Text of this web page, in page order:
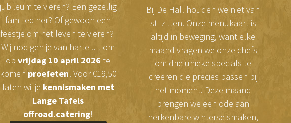
jubileum te vieren? Een gezellig
familiediner? Of gewoon een
feestje om het leven te vieren?
Wij nodigen je van harte uit om
op vrijdag 10 april 2026 te
komen proefeten! Voor €19,50
laten wij je kennismaken met
Lange Tafels
offroad.catering!
Bij De Hall houden we niet van
stilzitten. Onze menukaart is
altijd in beweging, want elke
maand vragen we onze chefs
om drie unieke specials te
creëren die precies passen bij
het moment. Deze maand
brengen we een ode aan
herkenbare winterse smaken,